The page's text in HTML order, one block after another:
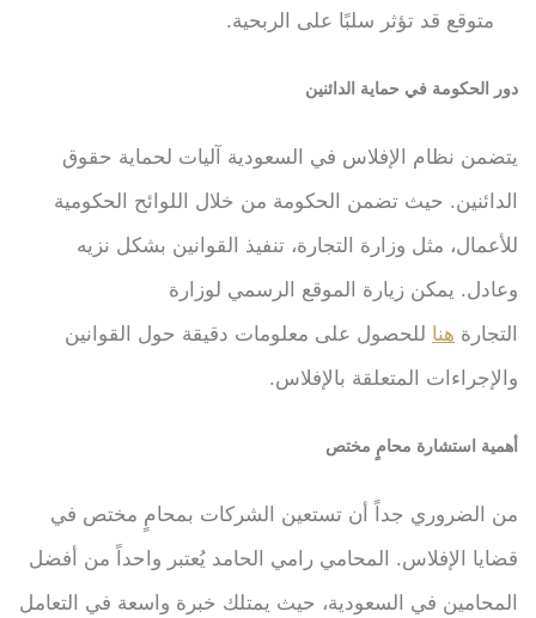
متوقع قد تؤثر سلبًا على الربحية.
دور الحكومة في حماية الدائنين
يتضمن نظام الإفلاس في السعودية آليات لحماية حقوق
الدائنين. حيث تضمن الحكومة من خلال اللوائح الحكومية
للأعمال، مثل وزارة التجارة، تنفيذ القوانين بشكل نزيه
وعادل. يمكن زيارة الموقع الرسمي لوزارة
التجارة هنا للحصول على معلومات دقيقة حول القوانين
والإجراءات المتعلقة بالإفلاس.
أهمية استشارة محامٍ مختص
من الضروري جداً أن تستعين الشركات بمحامٍ مختص في
قضايا الإفلاس. المحامي رامي الحامد يُعتبر واحداً من أفضل
المحامين في السعودية، حيث يمتلك خبرة واسعة في التعامل